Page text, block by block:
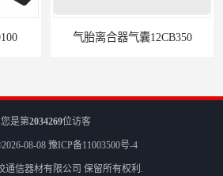
气胎离合器气囊12CB350
您是第2034269位访客
08-08 豫ICP备11003500号-4
通信器材有限公司 保留所有权利.